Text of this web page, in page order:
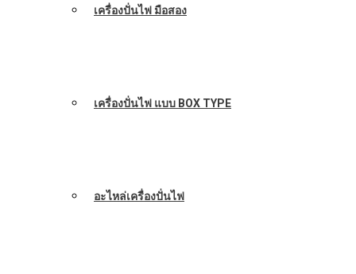
เครื่องปั่นไฟ มือสอง
เครื่องปั่นไฟ แบบ BOX TYPE
อะไหล่เครื่องปั่นไฟ